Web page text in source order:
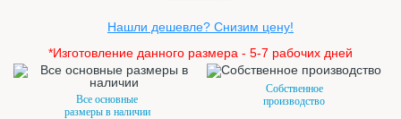
Нашли дешевле? Снизим цену!
*Изготовление данного размера - 5-7 рабочих дней
Все основные
размеры в наличии
Собственное
производство